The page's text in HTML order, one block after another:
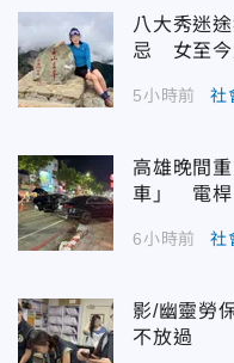
八大秀迷
忌 女至今
5小時前 社
高雄晚間
車」 電桿
6小時前 社
影/幽靈勞
不放過